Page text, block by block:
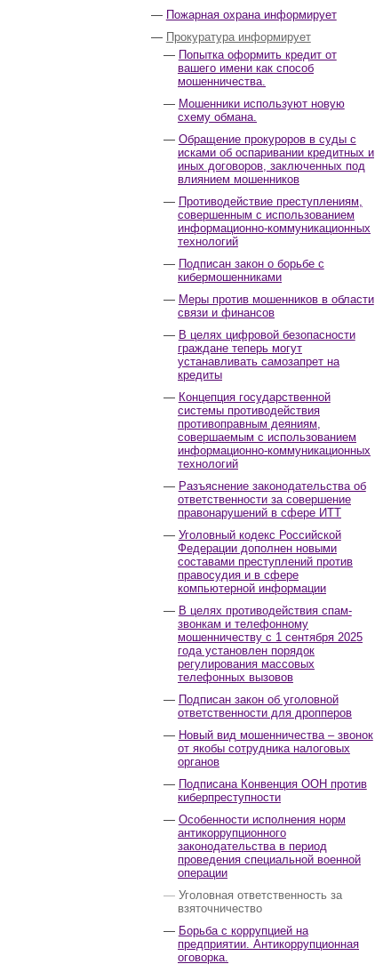
Пожарная охрана информирует
Прокуратура информирует
Попытка оформить кредит от
вашего имени как способ
мошенничества.
Мошенники используют новую
схему обмана.
Обращение прокуроров в суды с
исками об оспаривании кредитных и
иных договоров, заключенных под
влиянием мошенников
Противодействие преступлениям,
совершенным с использованием
информационно-коммуникационных
технологий
Подписан закон о борьбе с
кибермошенниками
Меры против мошенников в области
связи и финансов
В целях цифровой безопасности
граждане теперь могут
устанавливать самозапрет на
кредиты
Концепция государственной
системы противодействия
противоправным деяниям,
совершаемым с использованием
информационно-коммуникационных
технологий
Разъяснение законодательства об
ответственности за совершение
правонарушений в сфере ИТТ
Уголовный кодекс Российской
Федерации дополнен новыми
составами преступлений против
правосудия и в сфере
компьютерной информации
В целях противодействия спам-
звонкам и телефонному
мошенничеству с 1 сентября 2025
года установлен порядок
регулирования массовых
телефонных вызовов
Подписан закон об уголовной
ответственности для дропперов
Новый вид мошенничества – звонок
от якобы сотрудника налоговых
органов
Подписана Конвенция ООН против
киберпреступности
Особенности исполнения норм
антикоррупционного
законодательства в период
проведения специальной военной
операции
Уголовная ответственность за
взяточничество
Борьба с коррупцией на
предприятии. Антикоррупционная
оговорка.